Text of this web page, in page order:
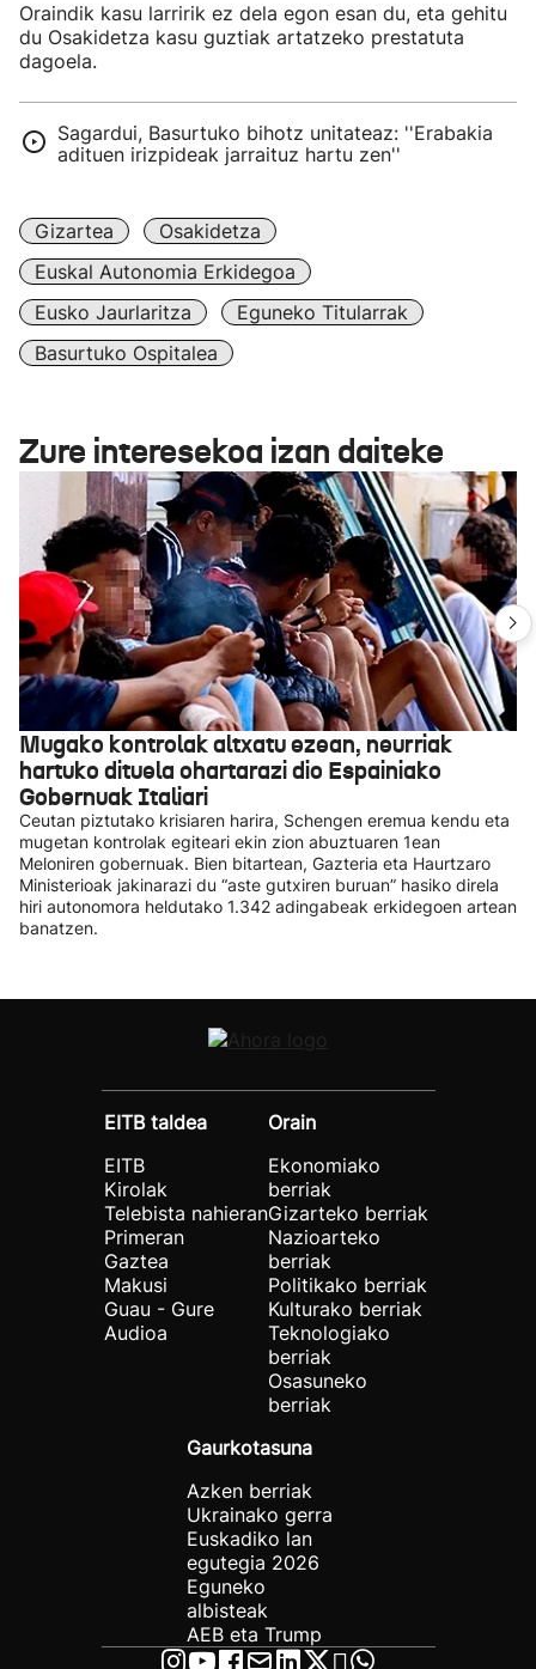
Oraindik kasu larririk ez dela egon esan du, eta gehitu
du Osakidetza kasu guztiak artatzeko prestatuta
dagoela.
Sagardui, Basurtuko bihotz unitateaz: ''Erabakia
adituen irizpideak jarraituz hartu zen''
Gizartea
Osakidetza
Euskal Autonomia Erkidegoa
Eusko Jaurlaritza
Eguneko Titularrak
Basurtuko Ospitalea
Zure interesekoa izan daiteke
Mugako kontrolak altxatu ezean, neurriak
hartuko dituela ohartarazi dio Espainiako
Gobernuak Italiari
Ceutan piztutako krisiaren harira, Schengen eremua kendu eta
mugetan kontrolak egiteari ekin zion abuztuaren 1ean
Meloniren gobernuak. Bien bitartean, Gazteria eta Haurtzaro
Ministerioak jakinarazi du “aste gutxiren buruan” hasiko direla
hiri autonomora heldutako 1.342 adingabeak erkidegoen artean
banatzen.
EITB taldea
EITB
Kirolak
Telebista nahieran
Primeran
Gaztea
Makusi
Guau - Gure
Audioa
Orain
Ekonomiako
berriak
Gizarteko berriak
Nazioarteko
berriak
Politikako berriak
Kulturako berriak
Teknologiako
berriak
Osasuneko
berriak
Gaurkotasuna
Azken berriak
Ukrainako gerra
Euskadiko lan
egutegia 2026
Eguneko
albisteak
AEB eta Trump